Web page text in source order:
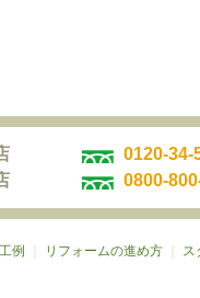
0120-34-
0800-
例 リフォームの進め方｜ ス